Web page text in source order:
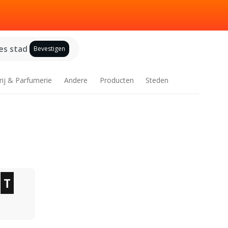
stad Bevestigen
& Parfumerie Andere Producten Steden
T